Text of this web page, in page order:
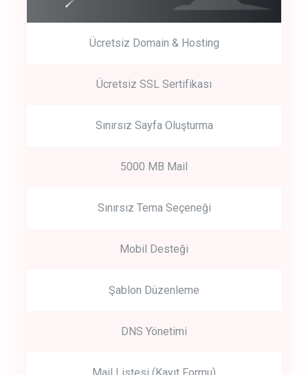
Get Started
Start by trying our service for 30 days free trial no credit card
Ücretsiz Domain & Hosting
Ücretsiz SSL Sertifikası
Sınırsız Sayfa Oluşturma
5000 MB Mail
Sınırsız Tema Seçeneği
Mobil Desteği
Şablon Düzenleme
DNS Yönetimi